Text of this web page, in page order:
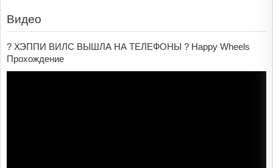
Видео
? ХЭППИ ВИЛС ВЫШЛА НА ТЕЛЕФОНЫ ? Happy Wheels
Прохождение